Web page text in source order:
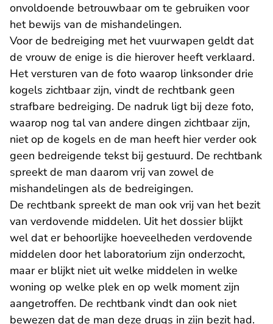
onvoldoende betrouwbaar om te gebruiken voor
het bewijs van de mishandelingen.
Voor de bedreiging met het vuurwapen geldt dat
de vrouw de enige is die hierover heeft verklaard.
Het versturen van de foto waarop linksonder drie
kogels zichtbaar zijn, vindt de rechtbank geen
strafbare bedreiging. De nadruk ligt bij deze foto,
waarop nog tal van andere dingen zichtbaar zijn,
niet op de kogels en de man heeft hier verder ook
geen bedreigende tekst bij gestuurd. De rechtbank
spreekt de man daarom vrij van zowel de
mishandelingen als de bedreigingen.
De rechtbank spreekt de man ook vrij van het bezit
van verdovende middelen. Uit het dossier blijkt
wel dat er behoorlijke hoeveelheden verdovende
middelen door het laboratorium zijn onderzocht,
maar er blijkt niet uit welke middelen in welke
woning op welke plek en op welk moment zijn
aangetroffen. De rechtbank vindt dan ook niet
bewezen dat de man deze drugs in zijn bezit had.